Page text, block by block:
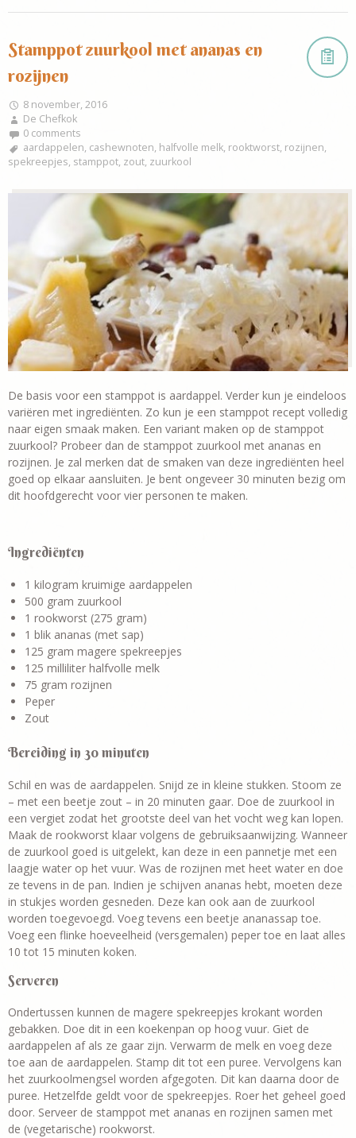
Stamppot zuurkool met ananas en
rozijnen
8 november, 2016
De Chefkok
0 comments
aardappelen, cashewnoten, halfvolle melk, rooktworst, rozijnen,
spekreepjes, stamppot, zout, zuurkool
De basis voor een stamppot is aardappel. Verder kun je eindeloos
variëren met ingrediënten. Zo kun je een stamppot recept volledig
naar eigen smaak maken. Een variant maken op de stamppot
zuurkool? Probeer dan de stamppot zuurkool met ananas en
rozijnen. Je zal merken dat de smaken van deze ingrediënten heel
goed op elkaar aansluiten. Je bent ongeveer 30 minuten bezig om
dit hoofdgerecht voor vier personen te maken.
Ingrediënten
1 kilogram kruimige aardappelen
500 gram zuurkool
1 rookworst (275 gram)
1 blik ananas (met sap)
125 gram magere spekreepjes
125 milliliter halfvolle melk
75 gram rozijnen
Peper
Zout
Bereiding in 30 minuten
Schil en was de aardappelen. Snijd ze in kleine stukken. Stoom ze
– met een beetje zout – in 20 minuten gaar. Doe de zuurkool in
een vergiet zodat het grootste deel van het vocht weg kan lopen.
Maak de rookworst klaar volgens de gebruiksaanwijzing. Wanneer
de zuurkool goed is uitgelekt, kan deze in een pannetje met een
laagje water op het vuur. Was de rozijnen met heet water en doe
ze tevens in de pan. Indien je schijven ananas hebt, moeten deze
in stukjes worden gesneden. Deze kan ook aan de zuurkool
worden toegevoegd. Voeg tevens een beetje ananassap toe.
Voeg een flinke hoeveelheid (versgemalen) peper toe en laat alles
10 tot 15 minuten koken.
Serveren
Ondertussen kunnen de magere spekreepjes krokant worden
gebakken. Doe dit in een koekenpan op hoog vuur. Giet de
aardappelen af als ze gaar zijn. Verwarm de melk en voeg deze
toe aan de aardappelen. Stamp dit tot een puree. Vervolgens kan
het zuurkoolmengsel worden afgegoten. Dit kan daarna door de
puree. Hetzelfde geldt voor de spekreepjes. Roer het geheel goed
door. Serveer de stamppot met ananas en rozijnen samen met
de (vegetarische) rookworst.